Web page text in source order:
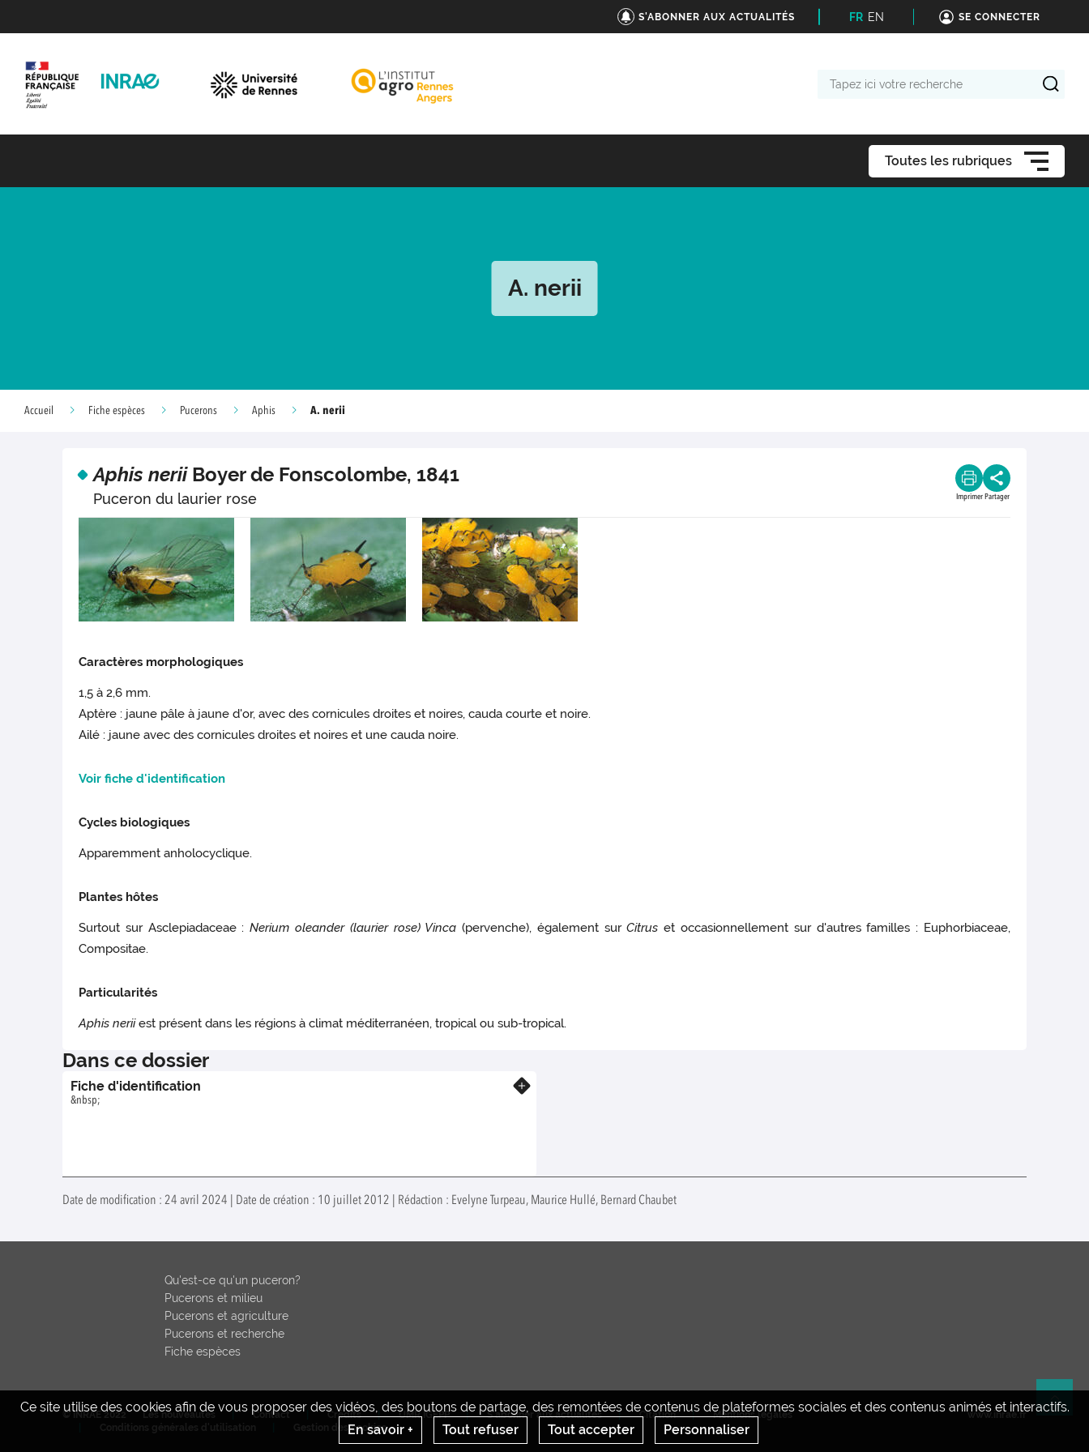
S'ABONNER AUX ACTUALITÉS FR EN SE CONNECTER
Toutes les rubriques
A. nerii
Accueil Fiche espèces Pucerons Aphis A. nerii
Aphis neriiBoyer de Fonscolombe, 1841
Puceron du laurier rose Imprimer Partager
Caractères morphologiques
1,5 à 2,6 mm.
Aptère : jaune pâle à jaune d'or, avec des cornicules droites et noires, cauda courte et noire.
Ailé : jaune avec des cornicules droites et noires et une cauda noire.
Voir fiche d'identification
Cycles biologiques
Apparemment anholocyclique.
Plantes hôtes
Surtout sur Asclepiadaceae :Nerium oleander (laurier rose) Vinca (pervenche), également surCitrus et occasionnellement sur d'autres familles : Euphorbiaceae,
Compositae.
Particularités
Aphis neriiest présent dans les régions à climat méditerranéen, tropical ou sub-tropical.
Dans ce dossier
Fiche d'identification
&nbsp;
Date de modification : 24 avril 2024 | Date de création : 10 juillet 2012 | Rédaction : Evelyne Turpeau, Maurice Hullé, Bernard Chaubet
Ce site utilise des cookies afin de vous proposer des vidéos, des boutons de partage, des remontées de contenus de plateformes sociales et des contenus animés et interactifs.
En savoir +
Tout refuser Tout accepter Personnaliser
Qu'est-ce qu'un puceron?
Pucerons et milieu
Pucerons et agriculture
Pucerons et recherche
Fiche espèces
© INRAE 2022 Les nouveautés Contact Crédits UMR IGEPP S'abonner aux actualités Citation
Mentions legales
Gestion des cookies
www.inrae.fr